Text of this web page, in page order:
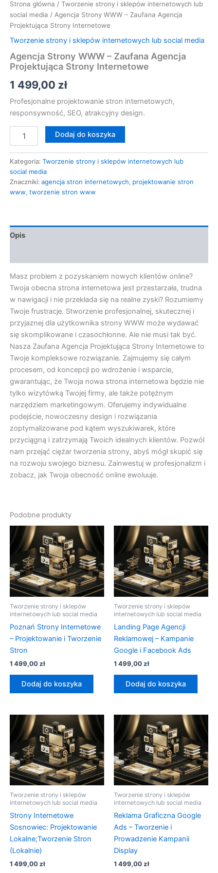
Strona główna / Tworzenie strony i sklepów internetowych lub
social media / Agencja Strony WWW – Zaufana Agencja
Projektująca Strony Internetowe
Tworzenie strony i sklepów internetowych lub social media
Agencja Strony WWW – Zaufana Agencja
Projektująca Strony Internetowe
1 499,00 zł
Profesjonalne projektowanie stron internetowych,
responsywność, SEO, atrakcyjny design.
Dodaj do koszyka
Kategoria: Tworzenie strony i sklepów internetowych lub
social media
Znaczniki: agencja stron internetowych, projektowanie stron
www, tworzenie stron www
Opis
Masz problem z pozyskaniem nowych klientów online?
Twoja obecna strona internetowa jest przestarzała, trudna
w nawigacji i nie przekłada się na realne zyski? Rozumiemy
Twoje frustracje. Stworzenie profesjonalnej, skutecznej i
przyjaznej dla użytkownika strony WWW może wydawać
się skomplikowane i czasochłonne. Ale nie musi tak być.
Nasza Zaufana Agencja Projektująca Strony Internetowe to
Twoje kompleksowe rozwiązanie. Zajmujemy się całym
procesem, od koncepcji po wdrożenie i wsparcie,
gwarantując, że Twoja nowa strona internetowa będzie nie
tylko wizytówką Twojej firmy, ale także potężnym
narzędziem marketingowym. Oferujemy indywidualne
podejście, nowoczesny design i rozwiązania
zoptymalizowane pod kątem wyszukiwarek, które
przyciągną i zatrzymają Twoich idealnych klientów. Pozwól
nam przejąć ciężar tworzenia strony, abyś mógł skupić się
na rozwoju swojego biznesu. Zainwestuj w profesjonalizm i
zobacz, jak Twoja obecność online ewoluuje.
Podobne produkty
Tworzenie strony i sklepów
internetowych lub social media
Poznań Strony Internetowe
– Projektowanie i Tworzenie
Stron
1 499,00zł
Dodaj do koszyka
Tworzenie strony i sklepów
internetowych lub social media
Landing Page Agencji
Reklamowej – Kampanie
Google i Facebook Ads
1 499,00zł
Dodaj do koszyka
Tworzenie strony i sklepów
internetowych lub social media
Strony Internetowe
Sosnowiec: Projektowanie
Lokalne;Tworzenie Stron
(Lokalnie)
1 499,00zł
Tworzenie strony i sklepów
internetowych lub social media
Reklama Graficzna Google
Ads – Tworzenie i
Prowadzenie Kampanii
Display
1 499,00zł